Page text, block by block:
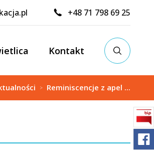
+48 71 798 69 25
Kontakt
> Reminiscencje z apel ...